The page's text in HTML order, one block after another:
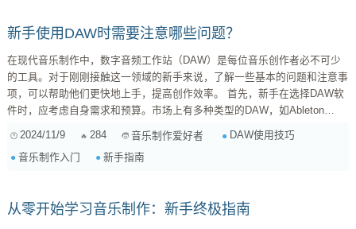
新手使用DAW时需要注意哪些问题？
在现代音乐制作中，数字音频工作站（DAW）是每位音乐创作者必不可少
的工具。对于刚刚接触这一领域的新手来说，了解一些基本的问题和注意事
项，可以帮助他们更快地上手，提高创作效率。 首先，新手在选择DAW软
件时，应考虑自身需求和预算。市场上有多种类型的DAW，如Ableton
Live、FL Studio、Logic Pro等，不同的软件各具特色。例如，如果你喜欢
实时演奏和即兴创作，Ableton Live可能会更加适合；而如果你注重编曲和
后期制作，那么Logic Pro或许是一个不错的选择。 其次，在安装完成后，
2024/11/9 284 音乐制作爱好者
DAW使用技巧
音乐制作入门
新手指南
从零开始学习音乐制作：新手终极指南